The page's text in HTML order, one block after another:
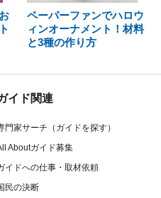
ペーパーファンでハロウ
ィンオーナメント！材料
と3種の作り方
イド関連
門家サーチ（ガイドを探す）
Aboutガイド募集
イドへの仕事・取材依頼
民の決断